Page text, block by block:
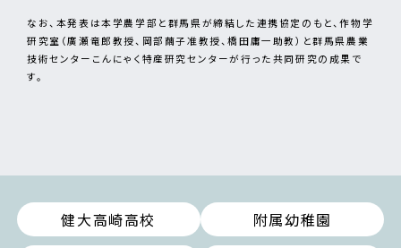
なお、本発表は本学農学部と群馬県が締結した連携協定のもと、作物学
研究室（廣瀬竜郎教授、岡部繭子准教授、橋田庸一助教）と群馬県農業
技術センターこんにゃく特産研究センターが行った共同研究の成果で
す。
健大高崎高校 附属幼稚園